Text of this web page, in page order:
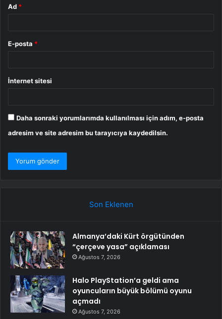
Ad *
E-posta *
İnternet sitesi
Daha sonraki yorumlarımda kullanılması için adım, e-posta
adresim ve site adresim bu tarayıcıya kaydedilsin.
Son Eklenen
Almanya’daki Kürt örgütünden
“çerçeve yasa” açıklaması
Ağustos 7, 2026
Halo PlayStation’a geldi ama
oyuncuların büyük bölümü oyunu
açmadı
Ağustos 7, 2026